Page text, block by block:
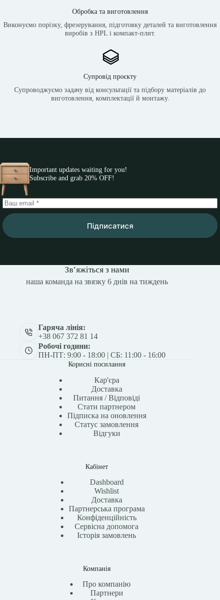
Обробка та виготовлення
Виконуємо порізку, фрезерування, підготовку деталей та виготовлення
виробів з HPL і компакт-плит.
Супровід проєкту
Супроводжуємо задачу від консультації та підбору матеріалів до
виготовлення, комплектації й монтажу.
Important updates waiting for you!
Subscribe and grab 20% OFF!
Підписатися
Зв’яжіться з нами
наша команда на звязку 6 днів на тиждень
Гаряча лінія:
+38 067 372 81 14
Робочі години:
ПН-ПТ: 9:00 - 18:00 | СБ: 11:00 - 16:00
Корисні посилання
Кар'єра
Доставка
Питання / Відповіді
Стати партнером
Підписка на оновлення
Статус замовлення
Відгуки
Кабінет
Dashboard
Wishlist
Доставка
Партнерська програма
Конфіденційність
Сервісна допомога
Історія замовлень
Компанія
Про компанію
Партнери